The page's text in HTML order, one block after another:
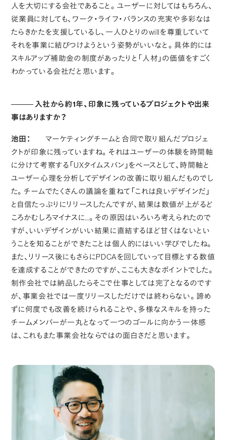
人を大切にする会社であること。ユーザーに対してはもちろん、
従業員に対しても、ワーク・ライフ・バランスの充実や多彩なは
たらきかたを支援しているし、一人ひとりのwillを尊重していて
それを事業に結びつけようという姿勢がいいなと。具体的には
スキルアップ補助金の制度があったりと「人材」の価値をすごく
わかっている会社だと思います。
入社から約1年、印象に残っているプロジェクトや出来
事はありますか？
池田：
マーケティングチームと合同で取り組んだプロジェ
クトが印象に残っていますね。それはユーザーの体験を時間軸
に分けて考察する「UXタイムスパン」をベースとして、時間軸と
ユーザー心理を分析してデザインの改善に取り組んだものでし
た。チームでたくさんの議論を重ねて「これは良いデザインだ」
と自信たっぷりにリリースしたんですが、結果は数値が上がるど
ころかむしろマイナスに…。その原因はいろいろ考えられたので
すが、いいデザインがいい結果に直結するほど甘くはないとい
うことを知ることができたことは個人的にはいい学びでしたね。
また、リリース後にもさらにPDCAを回していって目標とする数値
を達成することができたのですが、ここも大きなポイントでした。
制作会社では納品したらそこで仕事としては完了となるのです
が、事業会社では一度リリースしただけでは終わらない。諦め
ずに何度でも改善を続けられることや、多様なスキルを持った
チームメンバーが一丸となって一つのゴールに向かう一体感
は、これもまた事業会社ならではの面白さだと思います。